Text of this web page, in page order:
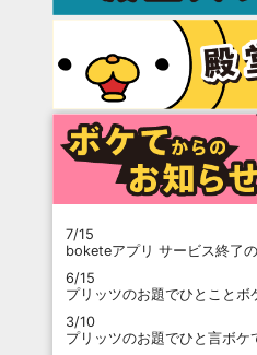
7/15
boketeアプリ サービス終了
6/15
プリッツのお題でひとことボ
3/10
プリッツのお題でひと言ボケ